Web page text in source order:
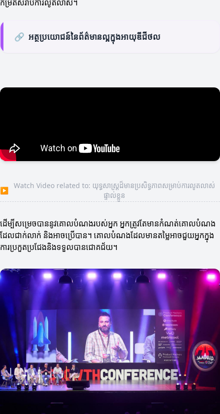
កម្រិតសំរាប់ការលូតលាស់។
🔗 អត្ថប្រយោជន៍នៃព័ត៌មានល្អក្នុងអាយុឌីជីថល
▶
Watch Video related to: យុទ្ធសាស្ត្រ​ដ៏មានប្រសិទ្ធភាពសម្រាប់ការលូតលាស់
ផ្ទាល់ខ្លួន
ដើម្បីសម្រេចបាននូវគោលបំណងរបស់អ្នក អ្នកត្រូវតែមានកំណត់គោលបំណង
ដែលជាក់លាក់ និងអាចប្រើបាន។ គោលបំណងដែលមានតម្លៃអាចជួយអ្នកក្នុង
ការប្រកួតប្រជែងនិងទទួលបានជោគជ័យ។